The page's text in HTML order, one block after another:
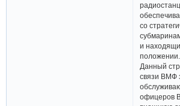
со
и
положении.
Данный
связи ВМФ
офицеров